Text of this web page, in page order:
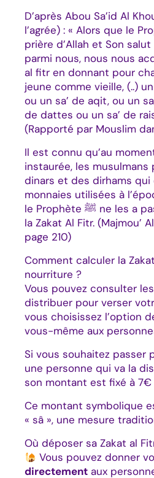
D’après Abou Sa’id Al
l’agrée) : « Alors que le
prière d’Allah et Son
parmi nous, nous nous
al fitr en donnant pour
jeune comme vieille, (..)
ou un sa’ de aqit, ou un
de dattes ou un sa’ de
(Rapporté par Mouslim
Il est connu qu’au
instaurée, les
dinars et des dirhams
monnaies utilisées à
le Prophète ﷺ ne les a pas mentionnés pour
la Zakat Al Fitr. (Majmou’
page 210)
Comment calculer la
nourriture ?
Vous pouvez consulter les
distribuer pour verser
vous choisissez l’option
vous-même aux
Si vous souhaitez passer
une personne qui va la
son montant est fixé à 7€
Ce montant symbolique
« sâ », une mesure
Où déposer sa Zakat al
Vous pouvez donner
directement aux